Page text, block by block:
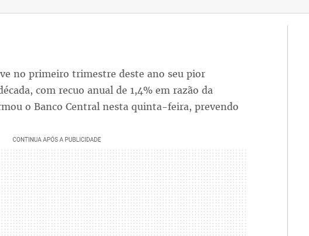
no primeiro trimestre deste ano seu pior
com recuo anual de 1,4% em razão da
o Banco Central nesta quinta-feira, prevendo